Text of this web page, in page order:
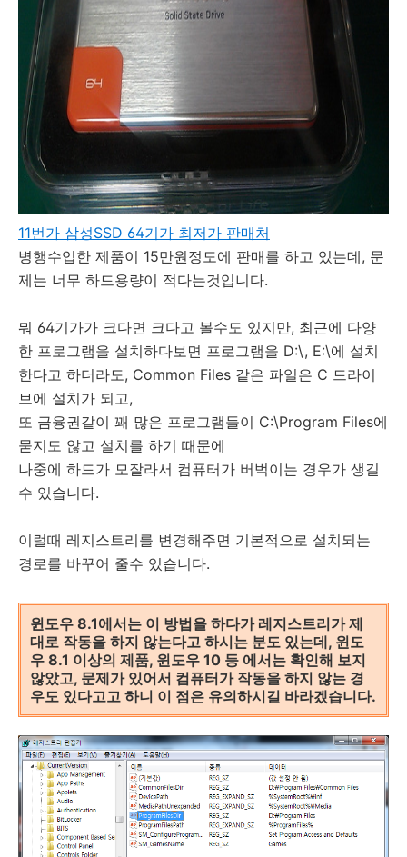
11번가 삼성SSD 64기가 최저가 판매처
병행수입한 제품이 15만원정도에 판매를 하고 있는데, 문
제는 너무 하드용량이 적다는것입니다.
뭐 64기가가 크다면 크다고 볼수도 있지만, 최근에 다양
한 프로그램을 설치하다보면 프로그램을 D:\, E:\에 설치
한다고 하더라도, Common Files 같은 파일은 C 드라이
브에 설치가 되고,
또 금융권같이 꽤 많은 프로그램들이 C:\Program Files에
묻지도 않고 설치를 하기 때문에
나중에 하드가 모잘라서 컴퓨터가 버벅이는 경우가 생길
수 있습니다.
이럴때 레지스트리를 변경해주면 기본적으로 설치되는
경로를 바꾸어 줄수 있습니다.
윈도우 8.1에서는 이 방법을 하다가 레지스트리가 제
대로 작동을 하지 않는다고 하시는 분도 있는데, 윈도
우 8.1 이상의 제품, 윈도우 10 등 에서는 확인해 보지
않았고, 문제가 있어서 컴퓨터가 작동을 하지 않는 경
우도 있다고고 하니 이 점은 유의하시길 바라겠습니다.